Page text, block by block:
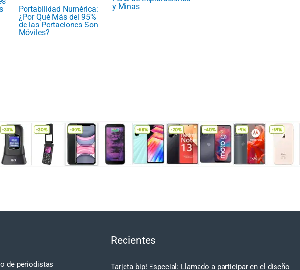
Portabilidad Numérica:
¿Por Qué Más del 95%
de las Portaciones Son
Móviles?
y Minas
de periodistas
Recientes
Tarjeta bip! Especial: Llamado a participar en el diseño